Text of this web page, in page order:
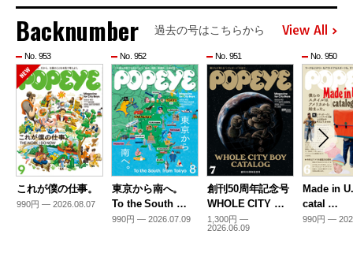
Backnumber 過去の号はこちらから View All
No. 953
これが僕の仕事。
990円 — 2026.08.07
No. 952
東京から南へ。
To the South …
990円 — 2026.07.09
No. 951
創刊50周年記念号
WHOLE CITY …
1,300円 —
2026.06.09
No. 950
Made in
catal …
990円 —